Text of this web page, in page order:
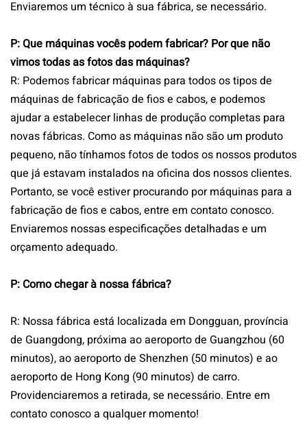
Enviaremos um técnico à sua fábrica, se necessário.
P: Que máquinas vocês podem fabricar? Por que não
vimos todas as fotos das máquinas?
R: Podemos fabricar máquinas para todos os tipos de
máquinas de fabricação de fios e cabos, e podemos
ajudar a estabelecer linhas de produção completas para
novas fábricas. Como as máquinas não são um produto
pequeno, não tínhamos fotos de todos os nossos produtos
que já estavam instalados na oficina dos nossos clientes.
Portanto, se você estiver procurando por máquinas para a
fabricação de fios e cabos, entre em contato conosco.
Enviaremos nossas especificações detalhadas e um
orçamento adequado.
P: Como chegar à nossa fábrica?
R: Nossa fábrica está localizada em Dongguan, província
de Guangdong, próxima ao aeroporto de Guangzhou (60
minutos), ao aeroporto de Shenzhen (50 minutos) e ao
aeroporto de Hong Kong (90 minutos) de carro.
Providenciaremos a retirada, se necessário. Entre em
contato conosco a qualquer momento!